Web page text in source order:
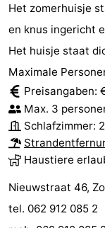
Het zomerhuisje
en knus ingericht
Het huisje staat
Maximale
Preisangaben:
Max. 3
Schlafzimmer:
Haustiere
Nieuwstraat 46,
tel. 062 912 085 2